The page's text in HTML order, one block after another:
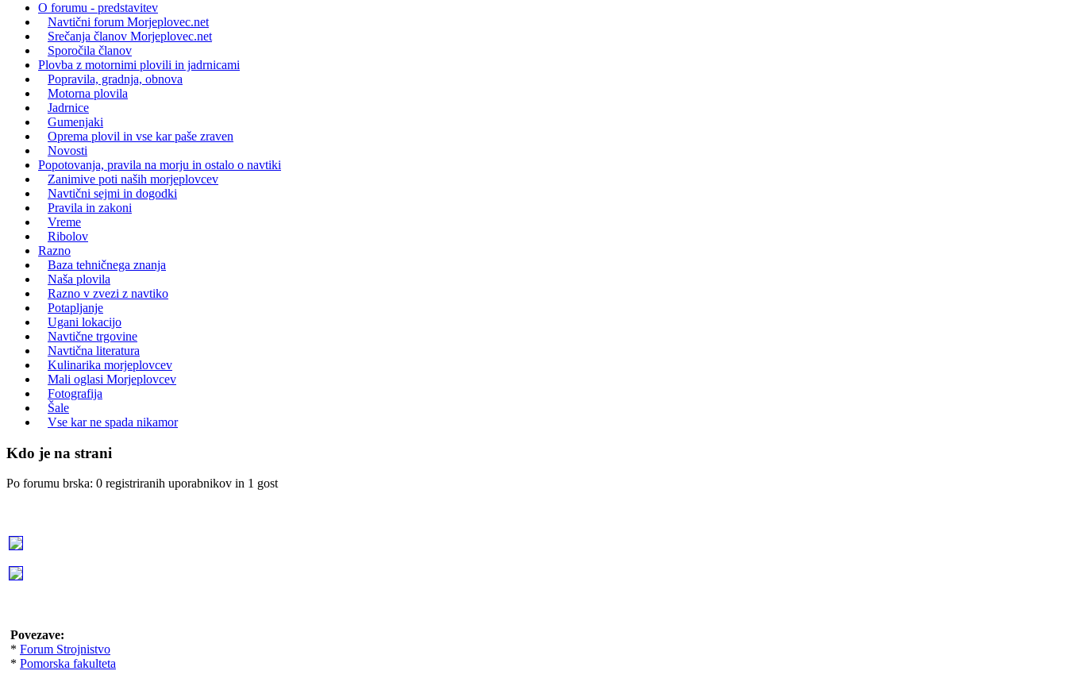
O forumu - predstavitev
Navtični forum Morjeplovec.net
Srečanja članov Morjeplovec.net
Sporočila članov
Plovba z motornimi plovili in jadrnicami
Popravila, gradnja, obnova
Motorna plovila
Jadrnice
Gumenjaki
Oprema plovil in vse kar paše zraven
Novosti
Popotovanja, pravila na morju in ostalo o navtiki
Zanimive poti naših morjeplovcev
Navtični sejmi in dogodki
Pravila in zakoni
Vreme
Ribolov
Razno
Baza tehničnega znanja
Naša plovila
Razno v zvezi z navtiko
Potapljanje
Ugani lokacijo
Navtične trgovine
Navtična literatura
Kulinarika morjeplovcev
Mali oglasi Morjeplovcev
Fotografija
Šale
Vse kar ne spada nikamor
Kdo je na strani
Po forumu brska: 0 registriranih uporabnikov in 1 gost
Povezave:
* Forum Strojnistvo
* Pomorska fakulteta